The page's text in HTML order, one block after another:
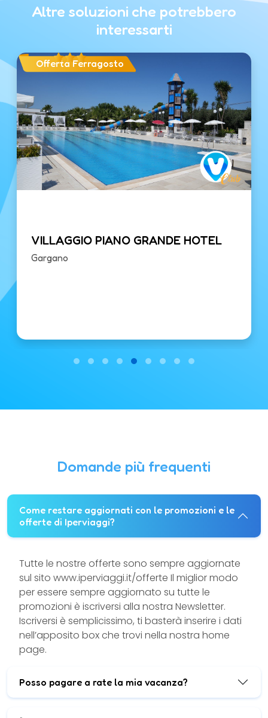
Altre soluzioni che potrebbero
interessarti
Offerta Ferragosto
VILLAGGIO PIANO GRANDE HOTEL
Gargano
Domande più frequenti
Come restare aggiornati con le promozioni e le
offerte di Iperviaggi?
Tutte le nostre offerte sono sempre aggiornate
sul sito www.iperviaggi.it/offerte Il miglior modo
per essere sempre aggiornato su tutte le
promozioni è iscriversi alla nostra Newsletter.
Iscriversi è semplicissimo, ti basterà inserire i dati
nell’apposito box che trovi nella nostra home
page.
Posso pagare a rate la mia vacanza?